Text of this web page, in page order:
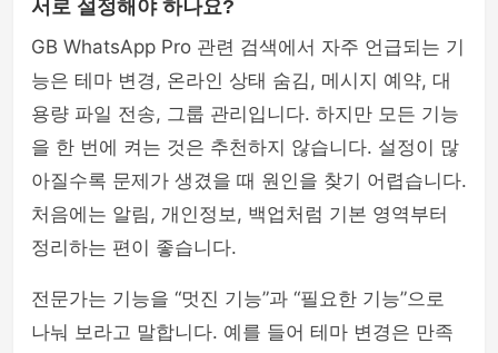
서로 설정해야 하나요?
GB WhatsApp Pro 관련 검색에서 자주 언급되는 기
능은 테마 변경, 온라인 상태 숨김, 메시지 예약, 대
용량 파일 전송, 그룹 관리입니다. 하지만 모든 기능
을 한 번에 켜는 것은 추천하지 않습니다. 설정이 많
아질수록 문제가 생겼을 때 원인을 찾기 어렵습니다.
처음에는 알림, 개인정보, 백업처럼 기본 영역부터
정리하는 편이 좋습니다.
전문가는 기능을 “멋진 기능”과 “필요한 기능”으로
나눠 보라고 말합니다. 예를 들어 테마 변경은 만족